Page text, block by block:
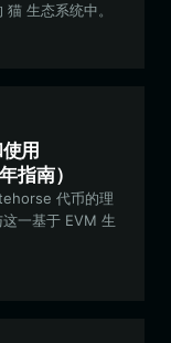
生态系统中。
用
指南）
代币的理
一基于 EVM 生